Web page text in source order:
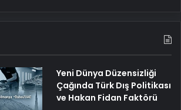
Yeni Dünya Düzensizliği
Çağında Türk Dış Politikası
ve Hakan Fidan Faktörü